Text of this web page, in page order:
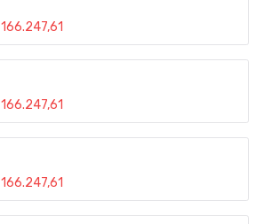
166.247,61
166.247,61
166.247,61